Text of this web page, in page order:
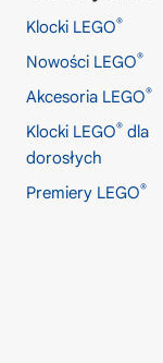
Klocki LEGO®
Nowości LEGO®
Akcesoria LEGO®
Klocki LEGO® dla
dorosłych
Premiery LEGO®